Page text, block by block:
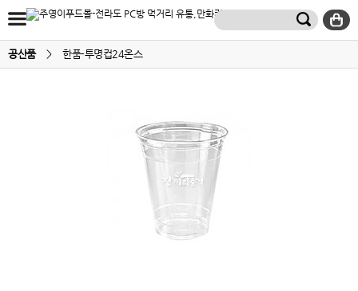
공산품 > 한품-투명컵24온스